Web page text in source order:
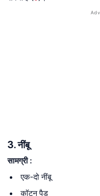
3. नींबू
सामग्री:
एक-दो नींबू
कॉटन पैड